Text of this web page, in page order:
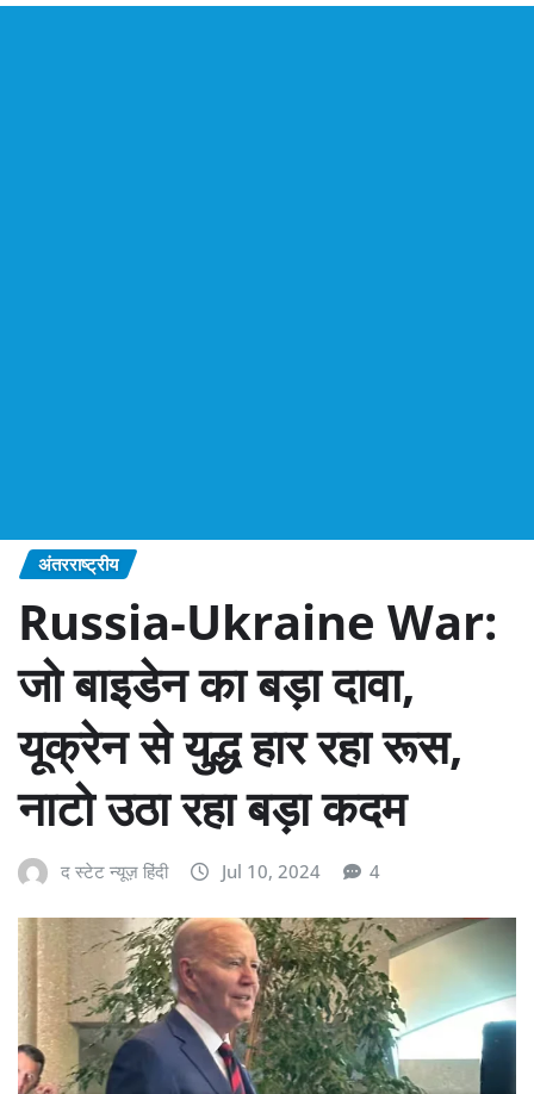
अंतरराष्ट्रीय
Russia-Ukraine War:
जो बाइडेन का बड़ा दावा,
यूक्रेन से युद्ध हार रहा रूस,
नाटो उठा रहा बड़ा कदम
द स्टेट न्यूज़ हिंदी Jul 10, 2024 4